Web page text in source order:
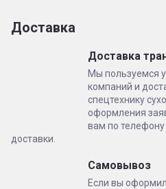
Доставка
Доставка
Мы пользуемся
компаний и
спецтехнику
оформления
вам по телефону
доставки.
Самовывоз
Если вы